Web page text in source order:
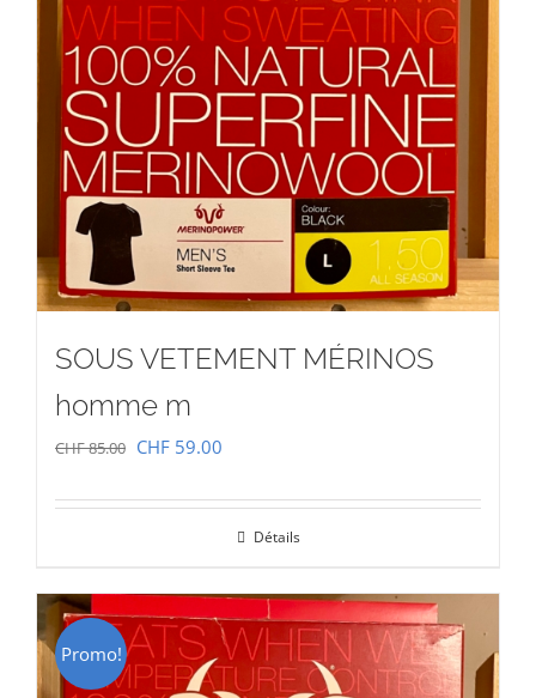
SOUS VETEMENT MÉRINOS
homme m
CHF85.00 Le
CHF 85.00.
CHF 59.00
CHF 59.00.
Détails
Promo!